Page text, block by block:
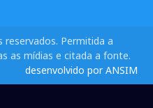
Permitida a
as mídias e citada a fonte.
desenvolvido por ANSIM